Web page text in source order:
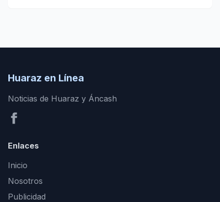
Huaraz en Línea
Noticias de Huaraz y Áncash
Enlaces
Inicio
Nosotros
Publicidad